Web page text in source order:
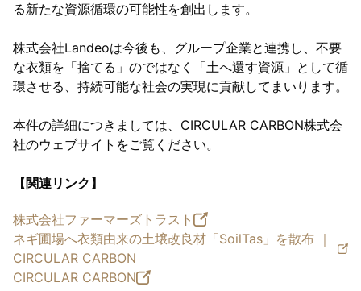
樽前事業所
0144-68-2200
る新たな資源循環の可能性を創出します。
株式会社Landeoは今後も、グループ企業と連携し、不要
な衣類を「捨てる」のではなく「土へ還す資源」として循
環させる、持続可能な社会の実現に貢献してまいります。
本件の詳細につきましては、CIRCULAR CARBON株式会
社のウェブサイトをご覧ください。
【関連リンク】
株式会社ファーマーズトラスト
ネギ圃場へ衣類由来の土壌改良材「SoilTas」を散布 ｜
CIRCULAR CARBON
CIRCULAR CARBON